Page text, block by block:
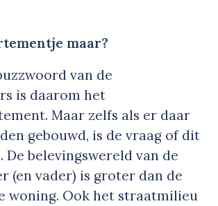
maar?
van de
is daarom het
Maar zelfs als er daar
gebouwd, is de vraag of dit
De belevingswereld van de
(en vader) is groter dan de
woning. Ook het straatmilieu